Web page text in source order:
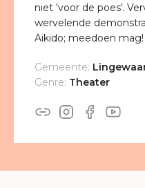
niet 'voor de poes'.
wervelende
Aikido; meedoen mag!
Gemeente:
Genre: Theater